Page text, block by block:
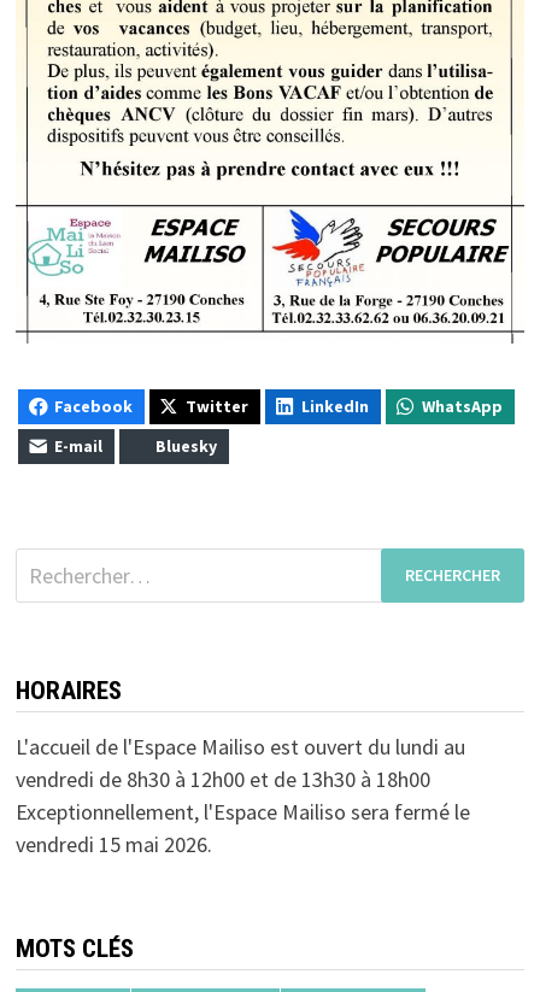
Facebook Twitter LinkedIn
WhatsApp
E-mail
Bluesky
Rechercher :
HORAIRES
L'accueil de l'Espace Mailiso est ouvert du lundi au
vendredi de 8h30 à 12h00 et de 13h30 à 18h00
Exceptionnellement, l'Espace Mailiso sera fermé le
vendredi 15 mai 2026.
MOTS CLÉS